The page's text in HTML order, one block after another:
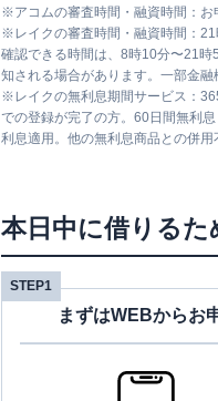
※アコムの審査時間・融資時間：
※ レイクの審査時間・融資時間：
確認できる時間は、8時10分〜21
知される場合があります。一部金
※ レイクの無利息期間サービス：
での登録が完了の方。60日間無利
利息適用。他の無利息商品との併用
本日中に借りる
STEP1
まずはWEBからお